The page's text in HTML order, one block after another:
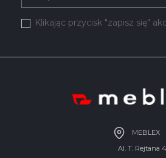
Klikając przycisk "zapisz się"
MEBLEX
Al. T. Rejtana